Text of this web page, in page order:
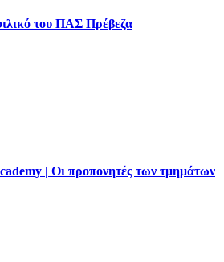
του ΠΑΣ Πρέβεζα
| Οι προπονητές των τμημάτων